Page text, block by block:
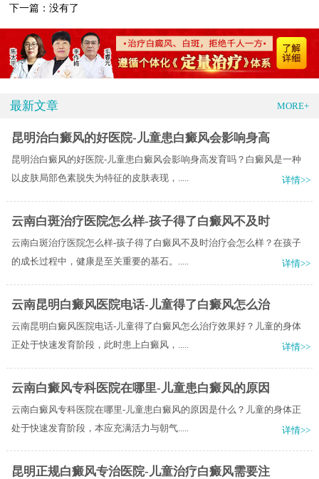
下一篇：没有了
最新文章 MORE+
昆明治白癜风的好医院-儿童患白癜风会影响身高
昆明治白癜风的好医院-儿童患白癜风会影响身高发育吗？白癜风是一种
以皮肤局部色素脱失为特征的皮肤表现，.....
详情>>
云南白斑治疗医院怎么样-孩子得了白癜风不及时
云南白斑治疗医院怎么样-孩子得了白癜风不及时治疗会怎么样？在孩子
的成长过程中，健康是至关重要的基石。.....
详情>>
云南昆明白癜风医院电话-儿童得了白癜风怎么治
云南昆明白癜风医院电话-儿童得了白癜风怎么治疗效果好？儿童的身体
正处于快速发育阶段，此时患上白癜风，.....
详情>>
云南白癜风专科医院在哪里-儿童患白癜风的原因
云南白癜风专科医院在哪里-儿童患白癜风的原因是什么？儿童的身体正
处于快速发育阶段，本应充满活力与朝气.....
详情>>
昆明正规白癜风专治医院-儿童治疗白癜风需要注